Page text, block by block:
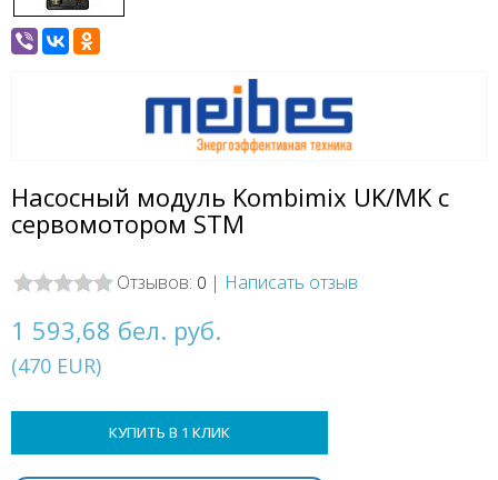
Насосный модуль Kombimix UK/MK с
сервомотором STM
Отзывов: 0 | Написать отзыв
1 593,68 бел. руб.
(470 EUR)
КУПИТЬ В 1 КЛИК